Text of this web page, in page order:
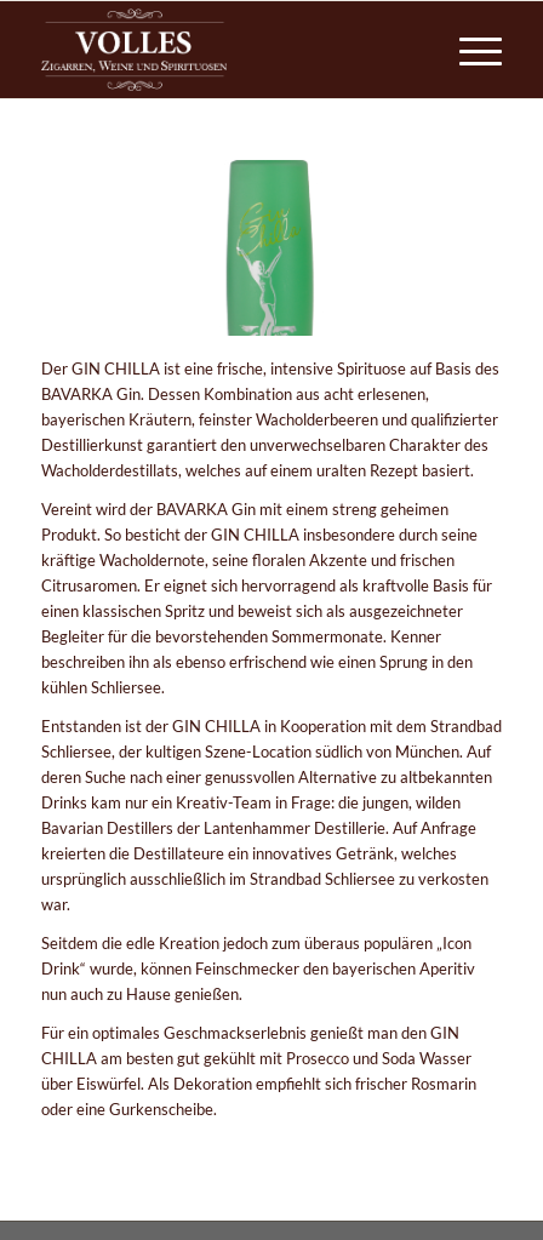
Der GIN CHILLA ist eine frische, intensive Spirituose auf Basis des
BAVARKA Gin. Dessen Kombination aus acht erlesenen,
bayerischen Kräutern, feinster Wacholderbeeren und qualifizierter
Destillierkunst garantiert den unverwechselbaren Charakter des
Wacholderdestillats, welches auf einem uralten Rezept basiert.
Vereint wird der BAVARKA Gin mit einem streng geheimen
Produkt. So besticht der GIN CHILLA insbesondere durch seine
kräftige Wacholdernote, seine floralen Akzente und frischen
Citrusaromen. Er eignet sich hervorragend als kraftvolle Basis für
einen klassischen Spritz und beweist sich als ausgezeichneter
Begleiter für die bevorstehenden Sommermonate. Kenner
beschreiben ihn als ebenso erfrischend wie einen Sprung in den
kühlen Schliersee.
Entstanden ist der GIN CHILLA in Kooperation mit dem Strandbad
Schliersee, der kultigen Szene-Location südlich von München. Auf
deren Suche nach einer genussvollen Alternative zu altbekannten
Drinks kam nur ein Kreativ-Team in Frage: die jungen, wilden
Bavarian Destillers der Lantenhammer Destillerie. Auf Anfrage
kreierten die Destillateure ein innovatives Getränk, welches
ursprünglich ausschließlich im Strandbad Schliersee zu verkosten
war.
Seitdem die edle Kreation jedoch zum überaus populären „Icon
Drink“ wurde, können Feinschmecker den bayerischen Aperitiv
nun auch zu Hause genießen.
Für ein optimales Geschmackserlebnis genießt man den GIN
CHILLA am besten gut gekühlt mit Prosecco und Soda Wasser
über Eiswürfel. Als Dekoration empfiehlt sich frischer Rosmarin
oder eine Gurkenscheibe.